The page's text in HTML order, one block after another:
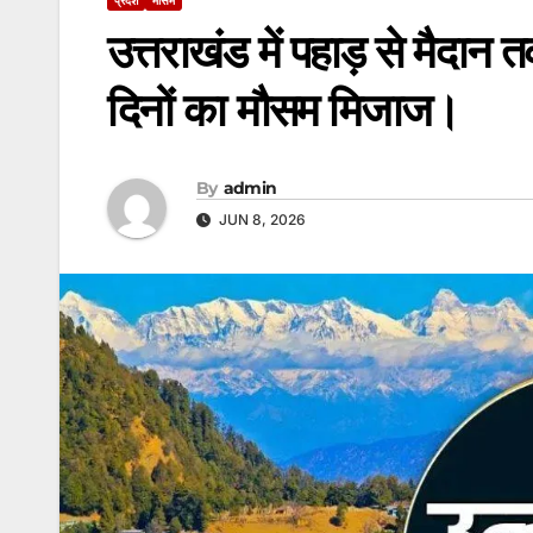
उत्तराखंड में पहाड़ से मैदान
दिनों का मौसम मिजाज।
By admin
JUN 8, 2026